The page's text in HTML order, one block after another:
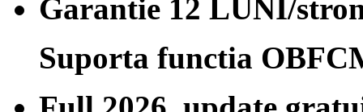
Garantie 12 LUNI/
Suporta functia